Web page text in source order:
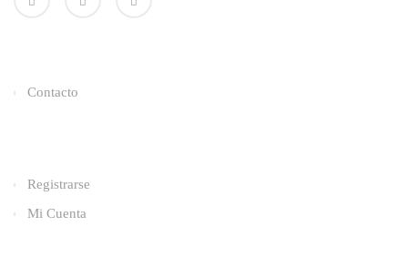
Contacto
Registrarse
Mi Cuenta